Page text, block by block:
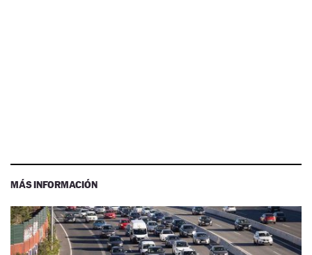
MÁS INFORMACIÓN